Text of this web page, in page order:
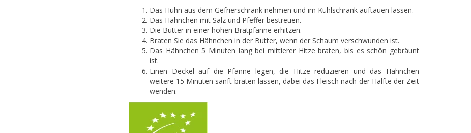
Das Huhn aus dem Gefrierschrank nehmen und im Kühlschrank auftauen lassen.
Das Hähnchen mit Salz und Pfeffer bestreuen.
Die Butter in einer hohen Bratpfanne erhitzen.
Braten Sie das Hähnchen in der Butter, wenn der Schaum verschwunden ist.
Das Hähnchen 5 Minuten lang bei mittlerer Hitze braten, bis es schön gebräunt
ist.
Einen Deckel auf die Pfanne legen, die Hitze reduzieren und das Hähnchen
weitere 15 Minuten sanft braten lassen, dabei das Fleisch nach der Hälfte der Zeit
wenden.